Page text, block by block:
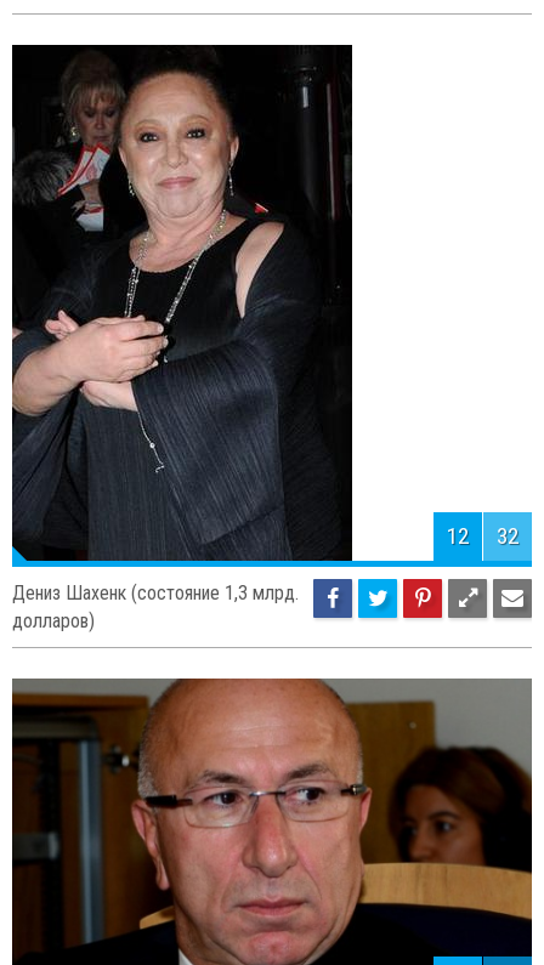
12 32
Дениз Шахенк (состояние 1,3 млрд.
долларов)